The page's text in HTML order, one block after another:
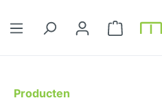
Producten